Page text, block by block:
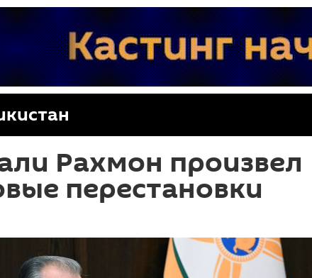
Рахмон произвел
перестановки